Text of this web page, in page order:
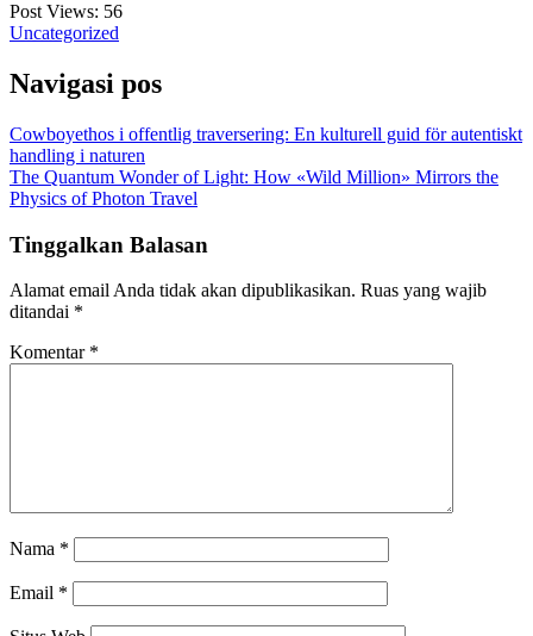
Post Views: 56
Uncategorized
Navigasi pos
Cowboyethos i offentlig traversering: En kulturell guid för autentiskt
handling i naturen
The Quantum Wonder of Light: How «Wild Million» Mirrors the
Physics of Photon Travel
Tinggalkan Balasan
Alamat email Anda tidak akan dipublikasikan. Ruas yang wajib
ditandai *
Komentar *
Nama *
Email *